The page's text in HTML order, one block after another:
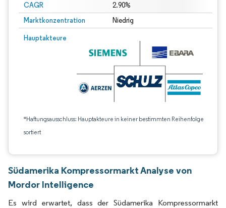
CAGR 2.90%
Marktkonzentration Niedrig
Hauptakteure
*Haftungsausschluss: Hauptakteure in keiner bestimmten Reihenfolge
sortiert
Südamerika Kompressormarkt Analyse von
Mordor Intelligence
Es wird erwartet, dass der Südamerika Kompressormarkt